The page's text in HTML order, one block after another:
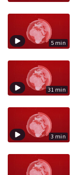
5 min
31 min
3 min